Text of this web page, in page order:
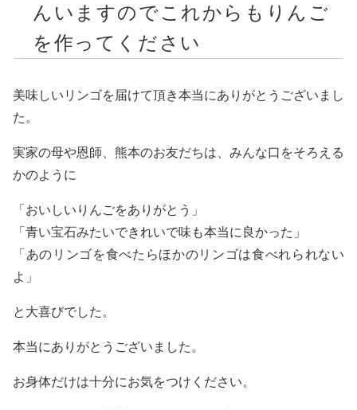
んいますのでこれからもりんご
を作ってください
美味しいリンゴを届けて頂き本当にありがとうございまし
た。
実家の母や恩師、熊本のお友だちは、みんな口をそろえる
かのように
「おいしいりんごをありがとう」
「青い宝石みたいできれいで味も本当に良かった」
「あのリンゴを食べたらほかのリンゴは食べれられない
よ」
と大喜びでした。
本当にありがとうございました。
お身体だけは十分にお気をつけください。